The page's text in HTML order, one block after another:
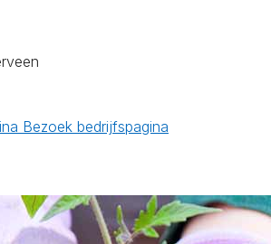
Bezoek bedrijfspagina